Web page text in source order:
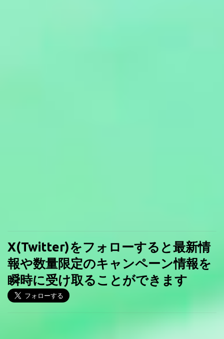
X(Twitter)をフォローすると最新情
報や数量限定のキャンペーン情報を
瞬時に受け取ることができます